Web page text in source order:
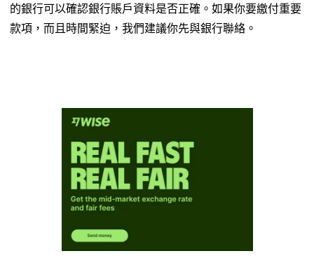
的銀行可以確認銀行賬戶資料是否正確。如果你要繳付重要
款項，而且時間緊迫，我們建議你先與銀行聯絡。